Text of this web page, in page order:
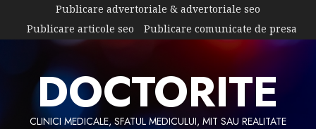
content
Publicare advertoriale & advertoriale seo
Publicare articole seo
Publicare comunicate de presa
DOCTORITE
CLINICI MEDICALE, SFATUL MEDICULUI, MIT SAU REALITATE